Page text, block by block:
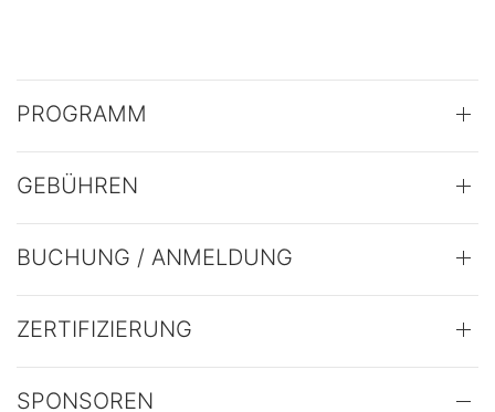
PROGRAMM
GEBÜHREN
BUCHUNG / ANMELDUNG
ZERTIFIZIERUNG
SPONSOREN